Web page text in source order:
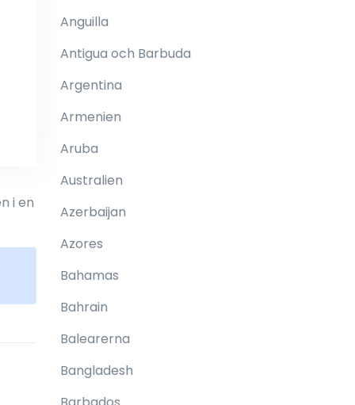
i en
Anguilla
Antigua och Barbuda
Argentina
Armenien
Aruba
Australien
Azerbaijan
Azores
Bahamas
Bahrain
Balearerna
Bangladesh